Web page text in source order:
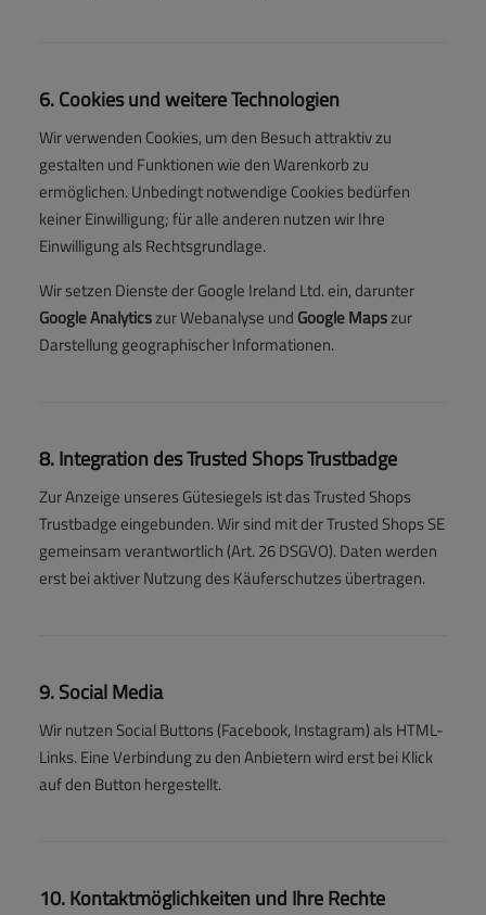
6. Cookies und weitere Technologien
Wir verwenden Cookies, um den Besuch attraktiv zu
gestalten und Funktionen wie den Warenkorb zu
ermöglichen. Unbedingt notwendige Cookies bedürfen
keiner Einwilligung; für alle anderen nutzen wir Ihre
Einwilligung als Rechtsgrundlage.
Wir setzen Dienste der Google Ireland Ltd. ein, darunter
Google Analyticszur Webanalyse und Google Mapszur
Darstellung geographischer Informationen.
8. Integration des Trusted Shops Trustbadge
Zur Anzeige unseres Gütesiegels ist das Trusted Shops
Trustbadge eingebunden. Wir sind mit der Trusted Shops SE
gemeinsam verantwortlich (Art. 26 DSGVO). Daten werden
erst bei aktiver Nutzung des Käuferschutzes übertragen.
9. Social Media
Wir nutzen Social Buttons (Facebook, Instagram) als HTML-
Links. Eine Verbindung zu den Anbietern wird erst bei Klick
auf den Button hergestellt.
10. Kontaktmöglichkeiten und Ihre Rechte